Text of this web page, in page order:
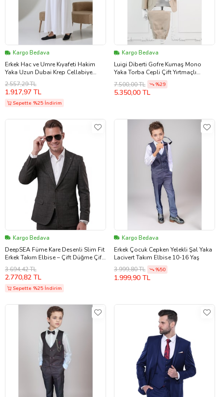
Kargo Bedava
Erkek Hac ve Umre Kıyafeti Hakim
Yaka Uzun Dubai Krep Cellabiye
Fistan - Beyaz
2.557,29 TL
1.917,97 TL
Sepette %25 İndirim
Kargo Bedava
Luigi Diberti Gofre Kumaş Mono
Yaka Torba Cepli Çift Yırtmaçlı
Slimfit Jogger Takım Elbise (Krem)
7.500,00 TL %29
5.350,00 TL
Kargo Bedava
DeepSEA Füme Kare Desenli Slim Fit
Erkek Takım Elbise – Çift Düğme Çift
Yırtmaç 2’li Takım 2601812
3.694,42 TL
2.770,82 TL
Sepette %25 İndirim
Kargo Bedava
Erkek Çocuk Cepken Yelekli Şal Yaka
Lacivert Takım Elbise 10-16 Yaş
3.999,80 TL
%50
1.999,90 TL